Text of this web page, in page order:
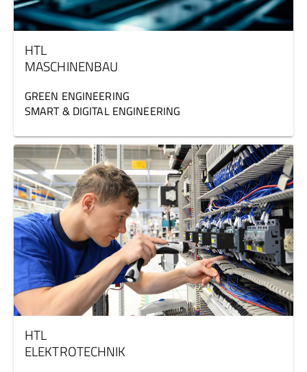
HTL
MASCHINENBAU
GREEN ENGINEERING
SMART & DIGITAL ENGINEERING
HTL
ELEKTROTECHNIK